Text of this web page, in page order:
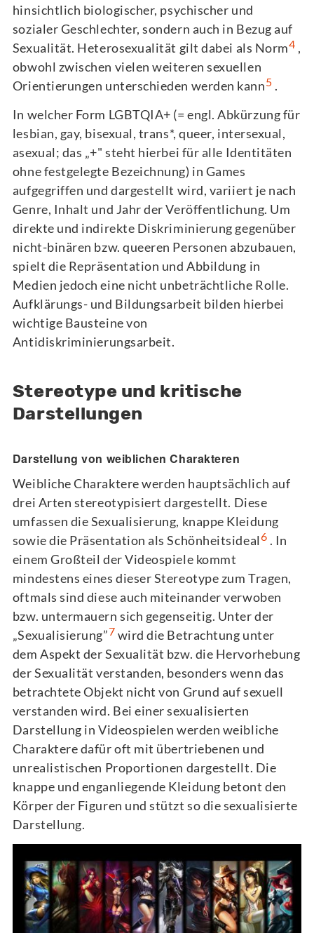
hinsichtlich biologischer, psychischer und
sozialer Geschlechter, sondern auch in Bezug auf
Sexualität. Heterosexualität gilt dabei als Norm4 ,
obwohl zwischen vielen weiteren sexuellen
Orientierungen unterschieden werden kann5 .
In welcher Form LGBTQIA+ (= engl. Abkürzung für
lesbian, gay, bisexual, trans*, queer, intersexual,
asexual; das „+" steht hierbei für alle Identitäten
ohne festgelegte Bezeichnung) in Games
aufgegriffen und dargestellt wird, variiert je nach
Genre, Inhalt und Jahr der Veröffentlichung. Um
direkte und indirekte Diskriminierung gegenüber
nicht-binären bzw. queeren Personen abzubauen,
spielt die Repräsentation und Abbildung in
Medien jedoch eine nicht unbeträchtliche Rolle.
Aufklärungs- und Bildungsarbeit bilden hierbei
wichtige Bausteine von
Antidiskriminierungsarbeit.
Stereotype und kritische
Darstellungen
Darstellung von weiblichen Charakteren
Weibliche Charaktere werden hauptsächlich auf
drei Arten stereotypisiert dargestellt. Diese
umfassen die Sexualisierung, knappe Kleidung
sowie die Präsentation als Schönheitsideal6 . In
einem Großteil der Videospiele kommt
mindestens eines dieser Stereotype zum Tragen,
oftmals sind diese auch miteinander verwoben
bzw. untermauern sich gegenseitig. Unter der
„Sexualisierung”7 wird die Betrachtung unter
dem Aspekt der Sexualität bzw. die Hervorhebung
der Sexualität verstanden, besonders wenn das
betrachtete Objekt nicht von Grund auf sexuell
verstanden wird. Bei einer sexualisierten
Darstellung in Videospielen werden weibliche
Charaktere dafür oft mit übertriebenen und
unrealistischen Proportionen dargestellt. Die
knappe und enganliegende Kleidung betont den
Körper der Figuren und stützt so die sexualisierte
Darstellung.